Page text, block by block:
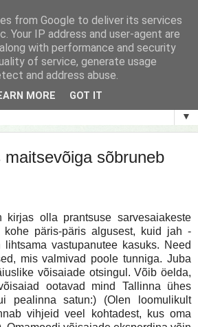
▼
sõbruneb
olla prantsuse sarvesaiakeste
kohe päris-päris algusest, kuid jah -
vastupanutee kasuks. Need
mis valmivad poole tunniga. Juba
võisaiade otsingul. Võib öelda,
ootavad mind Tallinna ühes
pealinna satun:) (Olen loomulikult
vihjeid veel kohtadest, kus oma
from Google to deliver its services
Your IP address and user-agent are
with performance and security
of service, generate usage
and address abuse.
MORE GOT IT